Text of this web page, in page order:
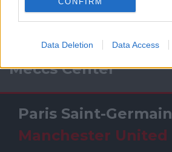
Data Deletion Data Access
Meccs Center
Paris Saint-Germain
Manchester United